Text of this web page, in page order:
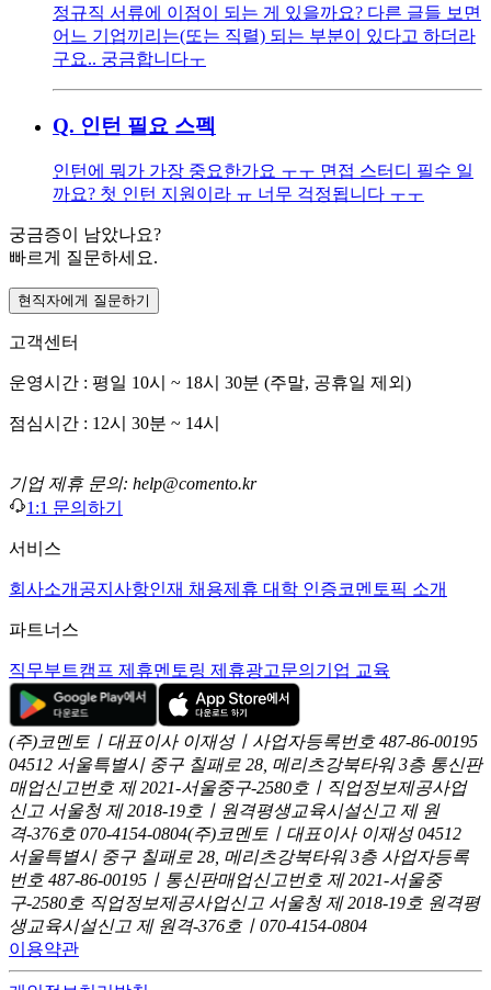
정규직 서류에 이점이 되는 게 있을까요? 다른 글들 보면
어느 기업끼리는(또는 직렬) 되는 부분이 있다고 하더라
구요.. 궁금합니다ㅜ
Q. 인턴 필요 스펙
인턴에 뭐가 가장 중요한가요 ㅜㅜ 면접 스터디 필수 일
까요? 첫 인턴 지원이라 ㅠ 너무 걱정됩니다 ㅜㅜ
궁금증이 남았나요?
빠르게 질문하세요.
현직자에게 질문하기
고객센터
운영시간 : 평일 10시 ~ 18시 30분 (주말, 공휴일 제외)
점심시간 : 12시 30분 ~ 14시
기업 제휴 문의: help@comento.kr
1:1 문의하기
서비스
회사소개 공지사항인재 채용제휴 대학 인증코멘토픽 소개
파트너스
직무부트캠프 제휴멘토링 제휴광고문의 기업 교육
(주)코멘토ㅣ대표이사 이재성ㅣ사업자등록번호 487-86-00195
04512 서울특별시 중구 칠패로 28, 메리츠강북타워 3층 통신판
매업신고번호 제 2021-서울중구-2580호ㅣ직업정보제공사업
신고 서울청 제 2018-19호ㅣ원격평생교육시설신고 제 원
격-376호 070-4154-0804(주)코멘토ㅣ대표이사 이재성 04512
서울특별시 중구 칠패로 28, 메리츠강북타워 3층 사업자등록
번호 487-86-00195ㅣ통신판매업신고번호 제 2021-서울중
구-2580호 직업정보제공사업신고 서울청 제 2018-19호 원격평
생교육시설신고 제 원격-376호ㅣ070-4154-0804
이용약관